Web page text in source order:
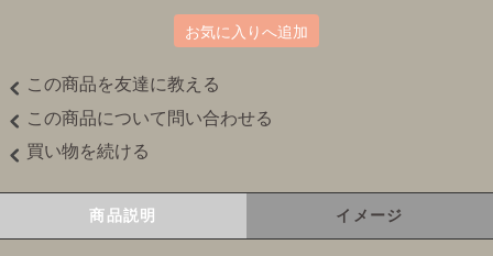
お気に入りへ追加
この商品を友達に教える
この商品について問い合わせる
買い物を続ける
商品説明 イメージ